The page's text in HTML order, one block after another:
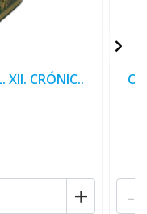
XII. CRÓNIC..
+ -